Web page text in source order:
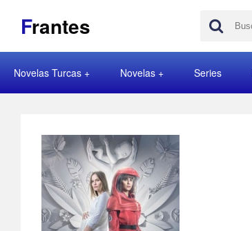
Frantes
Novelas Turcas Novelas Series